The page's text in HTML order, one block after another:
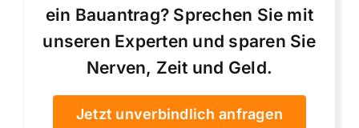
ein Bauantrag? Sprechen Sie mit
unseren Experten und sparen Sie
Nerven, Zeit und Geld.
Jetzt unverbindlich anfragen